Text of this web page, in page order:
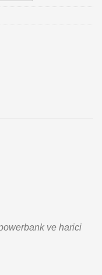
ve harici